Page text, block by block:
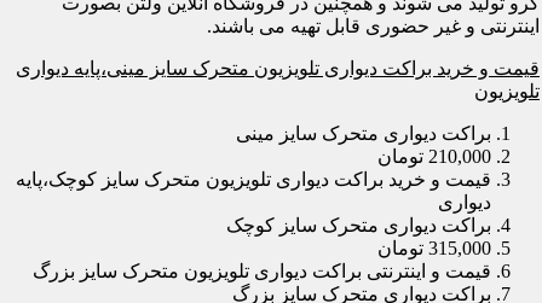
اینترنتی و غیر حضوری قابل تهیه می باشند.
قیمت و خرید براکت دیواری تلویزیون متحرک سایز مینی،پایه دیواری
تلویزیون
براکت دیواری متحرک سایز مینی
210,000 تومان
قیمت و خرید براکت دیواری تلویزیون متحرک سایز کوچک،پایه
دیواری
براکت دیواری متحرک سایز کوچک
315,000 تومان
قیمت و اینترنتی براکت دیواری تلویزیون متحرک سایز بزرگ
براکت دیواری متحرک سایز بزرگ